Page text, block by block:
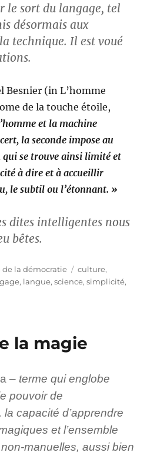
le sort du langage, tel
désormais aux
technique. Il est voué
Besnier (in L’homme
de la touche étoile,
et la machine
la seconde impose au
se trouve ainsi limité et
à dire et à accueillir
le subtil ou l’étonnant. »
dites intelligentes nous
bêtes.
de la démocratie Étiquettes
culture,
, langue,science,simplicité,
la magie
– terme qui englobe
pouvoir de
capacité d’apprendre
et l’ensemble
manuelles, aussi bien